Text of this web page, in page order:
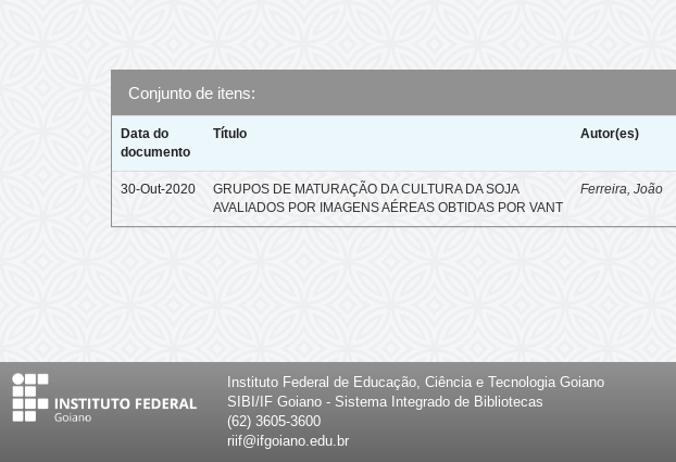
Conjunto de itens:
Data do
documento
Título Autor(es)
30-Out-2020
GRUPOS DE MATURAÇÃO DA CULTURA DA SOJA
AVALIADOS POR IMAGENS AÉREAS OBTIDAS POR VANT
Ferreira, João
Instituto Federal de Educação, Ciência e Tecnologia Goiano
SIBI/IF Goiano - Sistema Integrado de Bibliotecas
(62) 3605-3600
riif@ifgoiano.edu.br